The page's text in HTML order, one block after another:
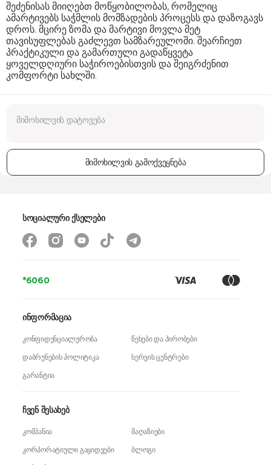
შეძენისას მიიღებთ მოწყობილობას, რომელიც
ამარტივებს საჭმლის მომზადების პროცესს და დაზოგავს
დროს. მცირე ზომა და მარტივი მოვლა მეტ
თავისუფლებას გაძლევთ სამზარეულოში. შეარჩიეთ
პრაქტიკული და გამართული გადაწყვეტა
ყოველდღიური საჭიროებისთვის და შეიგრძენით
კომფორტი სახლში.
მიმოხილვის გამოქვეყნება
*6060
ჩვენ შესახებ
კომპანია
მაღაზიები
კორპორატიული გაყიდვები
ბლოგი
ინფორმაცია
კონფიდენციალურობა
წესები და პირობები
დაბრუნების პოლიტიკა
სერვის ცენტრები
გარანტია
სოციალური ქსელები